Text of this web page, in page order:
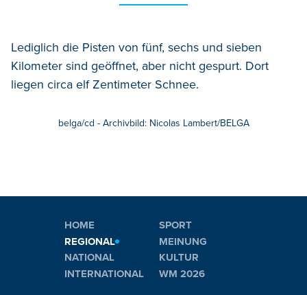
Lediglich die Pisten von fünf, sechs und sieben
Kilometer sind geöffnet, aber nicht gespurt. Dort
liegen circa elf Zentimeter Schnee.
belga/cd - Archivbild: Nicolas Lambert/BELGA
HOME
REGIONAL
NATIONAL
INTERNATIONAL
SPORT
MEINUNG
KULTUR
WM 2026